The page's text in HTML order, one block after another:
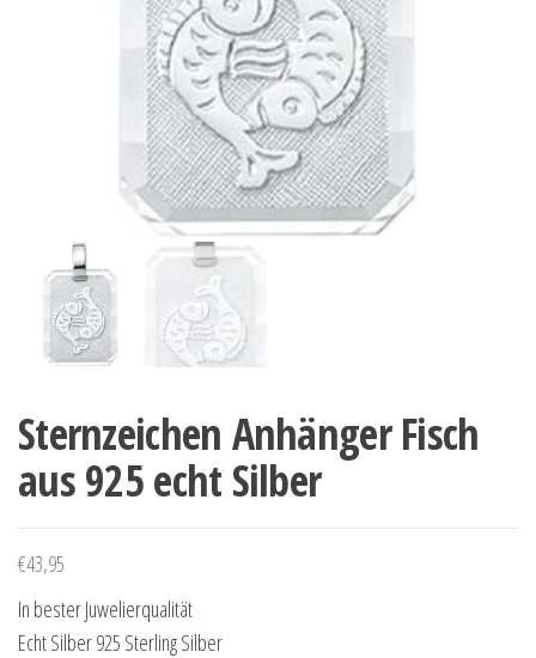
Sternzeichen Anhänger Fisch
aus 925 echt Silber
€43,95
In bester Juwelierqualität
Echt Silber 925 Sterling Silber